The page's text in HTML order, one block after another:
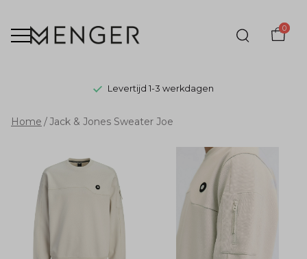
0
Levertijd 1-3 werkdagen
Jack
Jones
Sweater
Home Jack & Jones Sweater Joe